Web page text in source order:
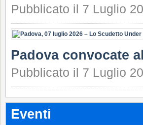
Pubblicato il 7 Luglio
Padova convocate
Pubblicato il 7 Luglio
Eventi